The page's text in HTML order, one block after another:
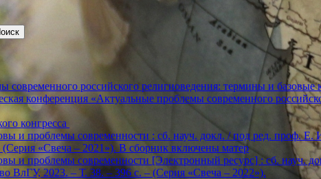
российского религиоведения: термины и базовые
конференция «Актуальные проблемы современного
конгресса
и проблемы современности : сб. науч. докл. / под ред.
«Свеча – 2021»). В сборник включены матер
и проблемы современности [Электронный ресурс] : сб.
ВлГУ, 2023. – Т. 38. – 396 с. – (Серия «Свеча – 2022»).